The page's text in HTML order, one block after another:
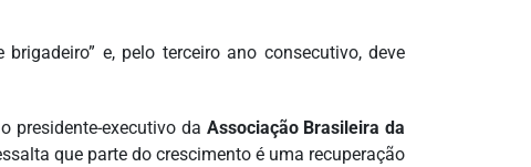
e, pelo terceiro ano consecutivo, deve
presidente-executivo da Associação Brasileira da
que parte do crescimento é uma recuperação